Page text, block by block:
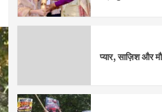
प्यार, साज़िश और